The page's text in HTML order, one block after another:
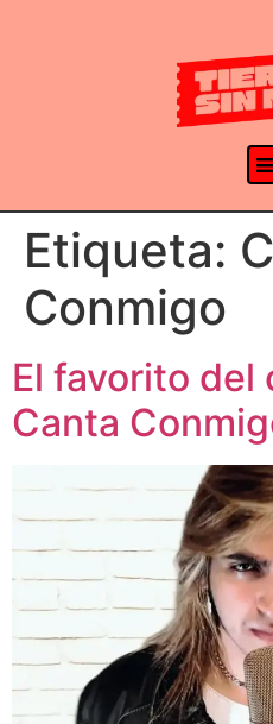
Etiqueta:
Conmigo
El favorito del
Canta